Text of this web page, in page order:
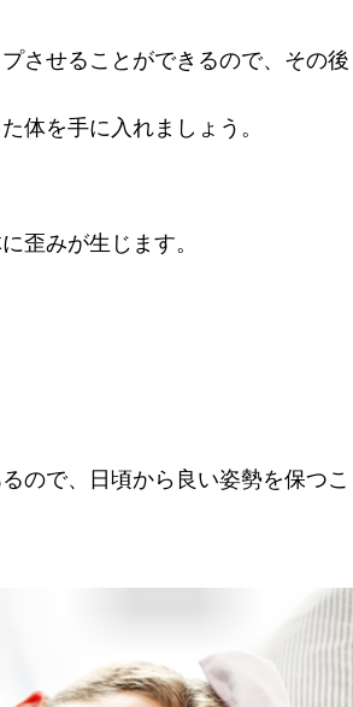
させることができるので、その後
体を手に入れましょう。
歪みが生じます。
ので、日頃から良い姿勢を保つこ